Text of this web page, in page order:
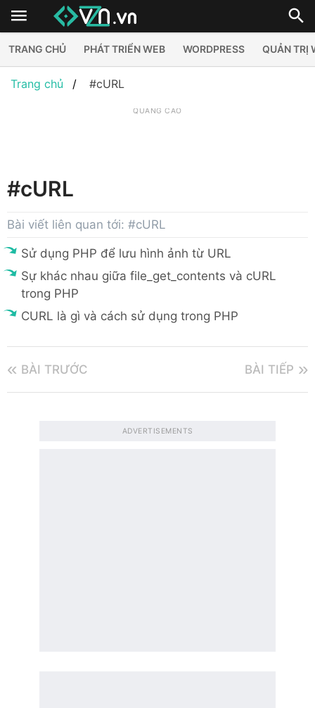
TRANG CHỦ PHÁT TRIỂN WEB WORDPRESS QUẢN TRỊ
Trang chủ #cURL
QUẢNG CÁO
#cURL
Bài viết liên quan tới: #cURL
Sử dụng PHP để lưu hình ảnh từ URL
Sự khác nhau giữa file_get_contents và cURL
trong PHP
CURL là gì và cách sử dụng trong PHP
BÀI TRƯỚC BÀI TIẾP
ADVERTISEMENTS